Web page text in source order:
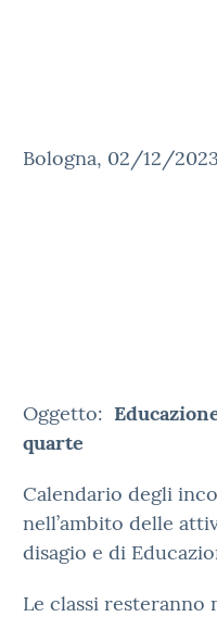
Bologna, 02/12/2023
Oggetto:
quarte
Calendario degli
nell’ambito delle
disagio e di
Le classi